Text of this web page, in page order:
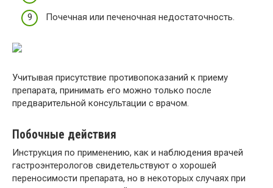
Почечная или печеночная недостаточность.
Учитывая присутствие противопоказаний к приему
препарата, принимать его можно только после
предварительной консультации с врачом.
Побочные действия
Инструкция по применению, как и наблюдения врачей
гастроэнтерологов свидетельствуют о хорошей
переносимости препарата, но в некоторых случаях при